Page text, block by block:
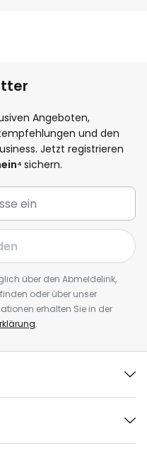
Angeboten,
und den
Jetzt registrieren
sichern.
über den Abmeldelink,
oder über unser
erhalten Sie in der
.